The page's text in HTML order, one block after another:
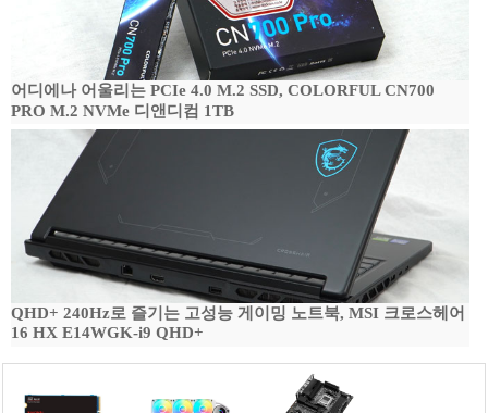
어디에나 어울리는 PCIe 4.0 M.2 SSD, COLORFUL CN700
PRO M.2 NVMe 디앤디컴 1TB
QHD+ 240Hz로 즐기는 고성능 게이밍 노트북, MSI 크로스헤어
16 HX E14WGK-i9 QHD+